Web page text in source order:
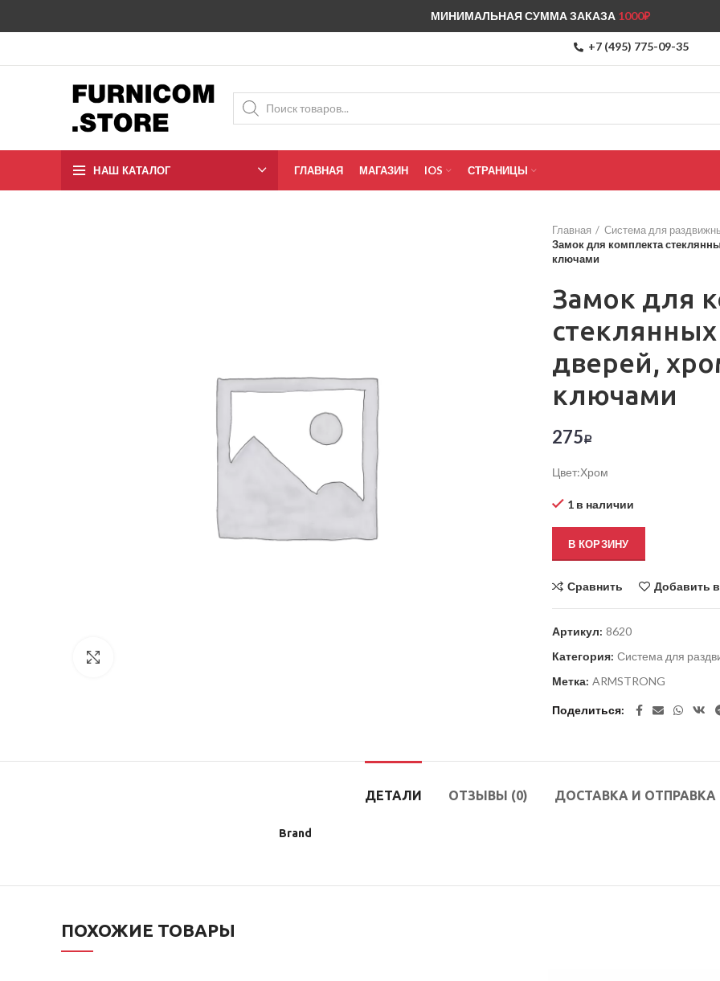
+7 (495) 775-09-35
НАШ КАТАЛОГ ГЛАВНАЯ МАГАЗИН IOS СТРАНИЦЫ
Главная
Система для
Замок для комплекта
ключами
Замок для
дверей,
ключами
275 Р
Цвет:Хром
1 в наличии
В КОРЗИНУ
Сравнить Добавить
Артикул: 8620
Категория: Система для
Метка: ARMSTRONG
Поделиться
ДЕТАЛИ ОТЗЫВЫ (0) ДОСТАВКА И ОТПРАВКА
Brand
ПОХОЖИЕ ТОВАРЫ
МИНИМАЛЬНАЯ СУММА ЗАКАЗА 1000₽